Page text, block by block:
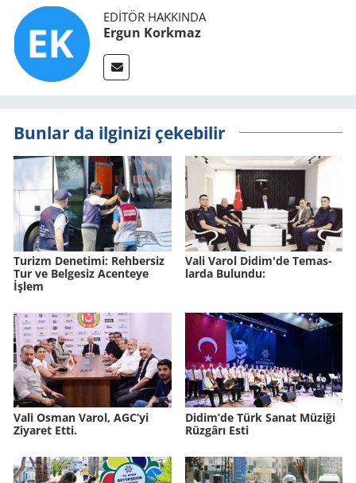
EDITÖR HAKKINDA
Ergun Korkmaz
Bunlar da ilginizi çekebilir
Tu­rizm De­ne­ti­mi: Reh­ber­siz
Tur ve Bel­ge­siz Acen­te­ye
İşlem
Vali Varol Didim'de Te­mas­
lar­da Bu­lun­du:
Vali Osman Varol, AGC’yi
Ziyaret Etti.
Didim’de Türk Sanat Mü­zi­ği
Rüz­gâ­rı Esti